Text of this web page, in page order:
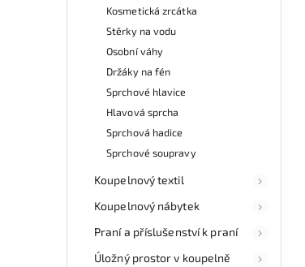
Kosmetická zrcátka
Stěrky na vodu
Osobní váhy
Držáky na fén
Sprchové hlavice
Hlavová sprcha
Sprchová hadice
Sprchové soupravy
Koupelnový textil
Koupelnový nábytek
Praní a příslušenství k praní
Úložný prostor v koupelně